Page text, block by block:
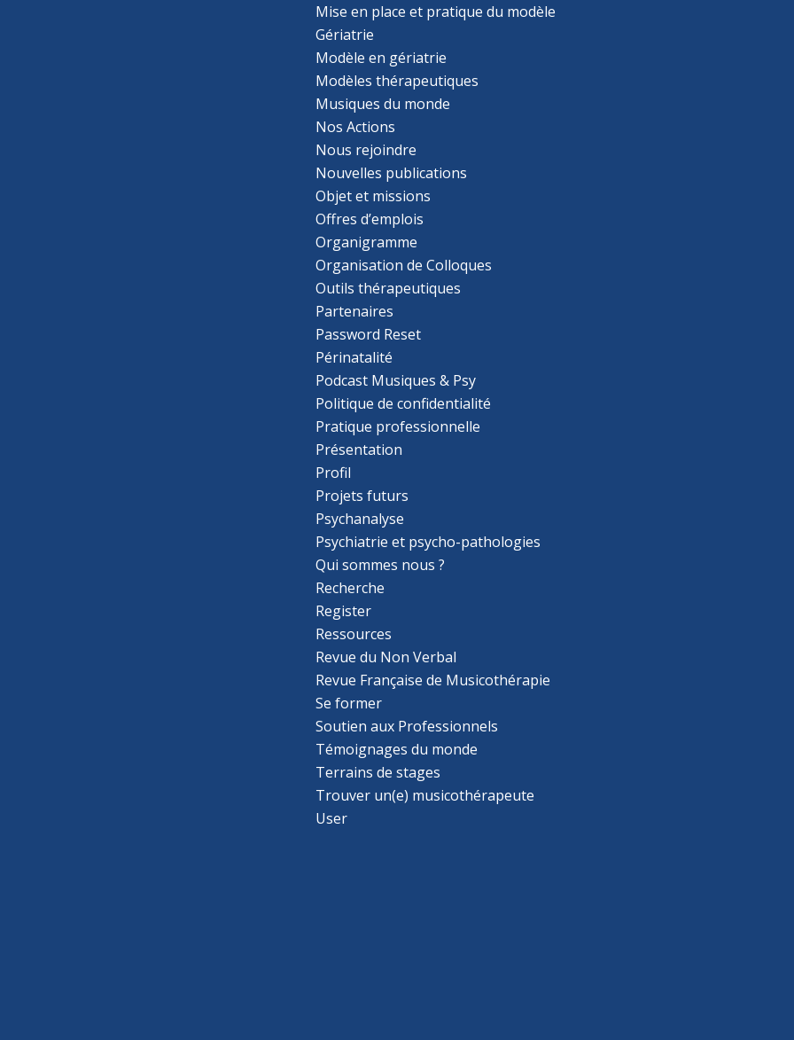
Mise en place et pratique du modèle
Gériatrie
Modèle en gériatrie
Modèles thérapeutiques
Musiques du monde
Nos Actions
Nous rejoindre
Nouvelles publications
Objet et missions
Offres d’emplois
Organigramme
Organisation de Colloques
Outils thérapeutiques
Partenaires
Password Reset
Périnatalité
Podcast Musiques & Psy
Politique de confidentialité
Pratique professionnelle
Présentation
Profil
Projets futurs
Psychanalyse
Psychiatrie et psycho-pathologies
Qui sommes nous ?
Recherche
Register
Ressources
Revue du Non Verbal
Revue Française de Musicothérapie
Se former
Soutien aux Professionnels
Témoignages du monde
Terrains de stages
Trouver un(e) musicothérapeute
User